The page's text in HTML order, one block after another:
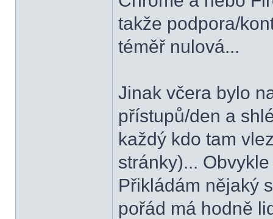
takže podpora/
téměř nulová...
Jinak včera bylo
přístupů/den a
každý kdo tam
stránky)...
Přikládám nějaký
pořád má hodně